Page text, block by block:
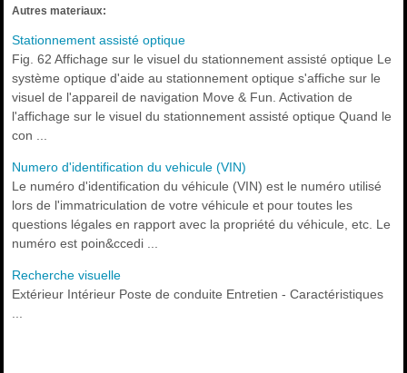
Autres materiaux:
Stationnement assisté optique
Fig. 62 Affichage sur le visuel du stationnement assisté optique Le
système optique d'aide au stationnement optique s'affiche sur le
visuel de l'appareil de navigation Move & Fun. Activation de
l'affichage sur le visuel du stationnement assisté optique Quand le
con ...
Numero d'identification du vehicule (VIN)
Le numéro d'identification du véhicule (VIN) est le numéro utilisé
lors de l'immatriculation de votre véhicule et pour toutes les
questions légales en rapport avec la propriété du véhicule, etc. Le
numéro est poin&ccedi ...
Recherche visuelle
Extérieur Intérieur Poste de conduite Entretien - Caractéristiques
...